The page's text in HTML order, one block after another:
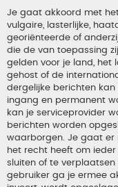
Je gaat akkoord met
vulgaire, lasterlijke,
georiënteerde of
die de van toepassing
gelden voor je land, het
gehost of de
dergelijke berichten
ingang en permanent
kan je serviceprovider
berichten worden
waarborgen. Je gaat er
het recht heeft om
sluiten of te
gebruiker ga je ermee